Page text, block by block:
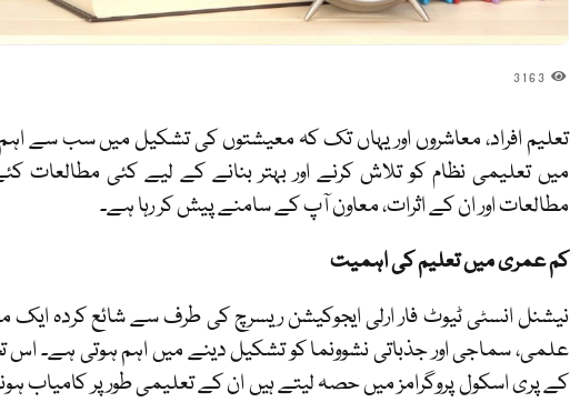
3163
مطالعات اور ان کے اثرات، معاون آپ کے سامنے پیش کر رہا ہے۔
کم عمری میں تعلیم کی اہمیت
نیشنل انسٹی ٹیوٹ فار ارلی ایجوکیشن ریسرچ کی طرف سے شائع کردہ
علمی، سماجی اور جذباتی نشوونما کو تشکیل دینے میں اہم ہوتی ہے۔
کے پری اسکول پروگرامز میں حصہ لیتے ہیں ان کے تعلیمی طور پر کامیاب